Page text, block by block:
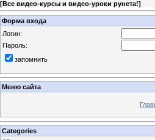
[Все видео-курсы и видео-уроки рунета!]
Форма входа
Логин:
Пароль:
запомнить
Меню сайта
Categories